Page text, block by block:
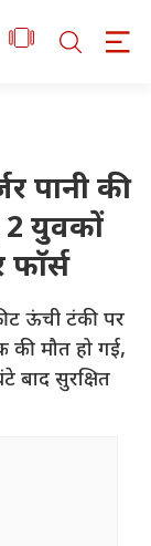
पानी की
2 युवकों
ऊंची टंकी पर
मौत हो गई,
बाद सुरक्षित